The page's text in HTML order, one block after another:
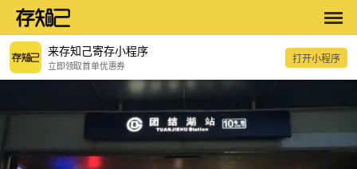
来存知己寄存小程序
立即领取首单优惠券
打开小程序